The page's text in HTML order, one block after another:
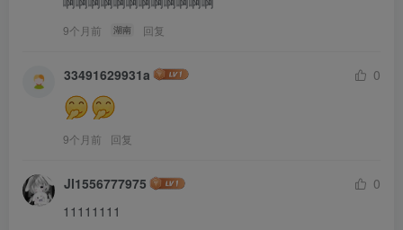
9个月前 湖南 回复
33491629931a 0
9个月前 回复
Jl1556777975
0
11111111